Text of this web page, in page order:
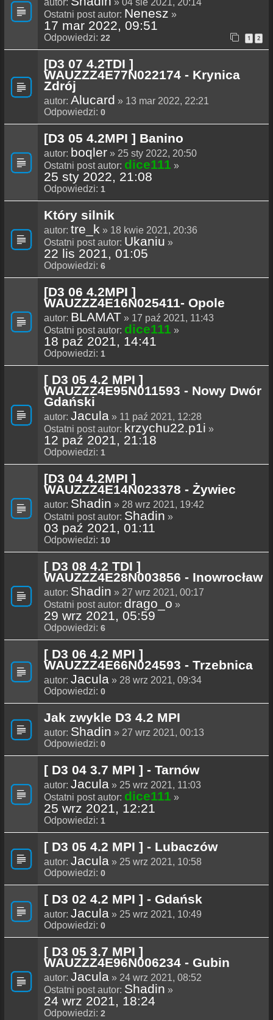
autor:
» 04 sie 2021, 20:14
Ostatni post autor: Nenesz »
17 mar 2022, 09:51
Odpowiedzi: 22 1 2
[D3 07 4.2TDI ]
WAUZZZ4E77N022174 - Krynica
Zdrój
autor: Alucard » 13 mar 2022, 22:21
Odpowiedzi: 0
[D3 05 4.2MPI ] Banino
autor: boqler » 25 sty 2022, 20:50
Ostatni post autor: dice111 »
25 sty 2022, 21:08
Odpowiedzi: 1
Który silnik
autor: tre_k » 18 kwie 2021, 20:36
Ostatni post autor: Ukaniu »
22 lis 2021, 01:05
Odpowiedzi: 6
[D3 06 4.2MPI ]
WAUZZZ4E16N025411- Opole
autor: BLAMAT » 17 paź 2021, 11:43
Ostatni post autor: dice111 »
18 paź 2021, 14:41
Odpowiedzi: 1
[ D3 05 4.2 MPI ]
WAUZZZ4E95N011593 - Nowy Dwór
Gdański
autor: Jacula » 11 paź 2021, 12:28
Ostatni post autor: krzychu22.p1i »
12 paź 2021, 21:18
Odpowiedzi: 1
[D3 04 4.2MPI ]
WAUZZZ4E14N023378 - Żywiec
autor: Shadin » 28 wrz 2021, 19:42
Ostatni post autor: Shadin »
03 paź 2021, 01:11
Odpowiedzi: 10
[ D3 08 4.2 TDI ]
WAUZZZ4E28N003856 - Inowrocław
autor: Shadin » 27 wrz 2021, 00:17
Ostatni post autor: drago_o »
29 wrz 2021, 05:59
Odpowiedzi: 6
[ D3 06 4.2 MPI ]
WAUZZZ4E66N024593 - Trzebnica
autor: Jacula » 28 wrz 2021, 09:34
Odpowiedzi: 0
Jak zwykle D3 4.2 MPI
autor: Shadin » 27 wrz 2021, 00:13
Odpowiedzi: 0
[ D3 04 3.7 MPI ] - Tarnów
autor: Jacula » 25 wrz 2021, 11:03
Ostatni post autor: dice111 »
25 wrz 2021, 12:21
Odpowiedzi: 1
[ D3 05 4.2 MPI ] - Lubaczów
autor: Jacula » 25 wrz 2021, 10:58
Odpowiedzi: 0
[ D3 02 4.2 MPI ] - Gdańsk
autor: Jacula » 25 wrz 2021, 10:49
Odpowiedzi: 0
[ D3 05 3.7 MPI ]
WAUZZZ4E96N006234 - Gubin
autor: Jacula » 24 wrz 2021, 08:52
Ostatni post autor: Shadin »
24 wrz 2021, 18:24
Odpowiedzi: 2